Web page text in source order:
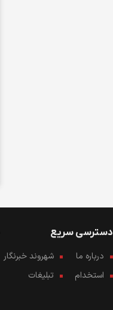
دسترسی سریع
درباره ما
شهروند خبرنگار
استخدام
تبلیغات